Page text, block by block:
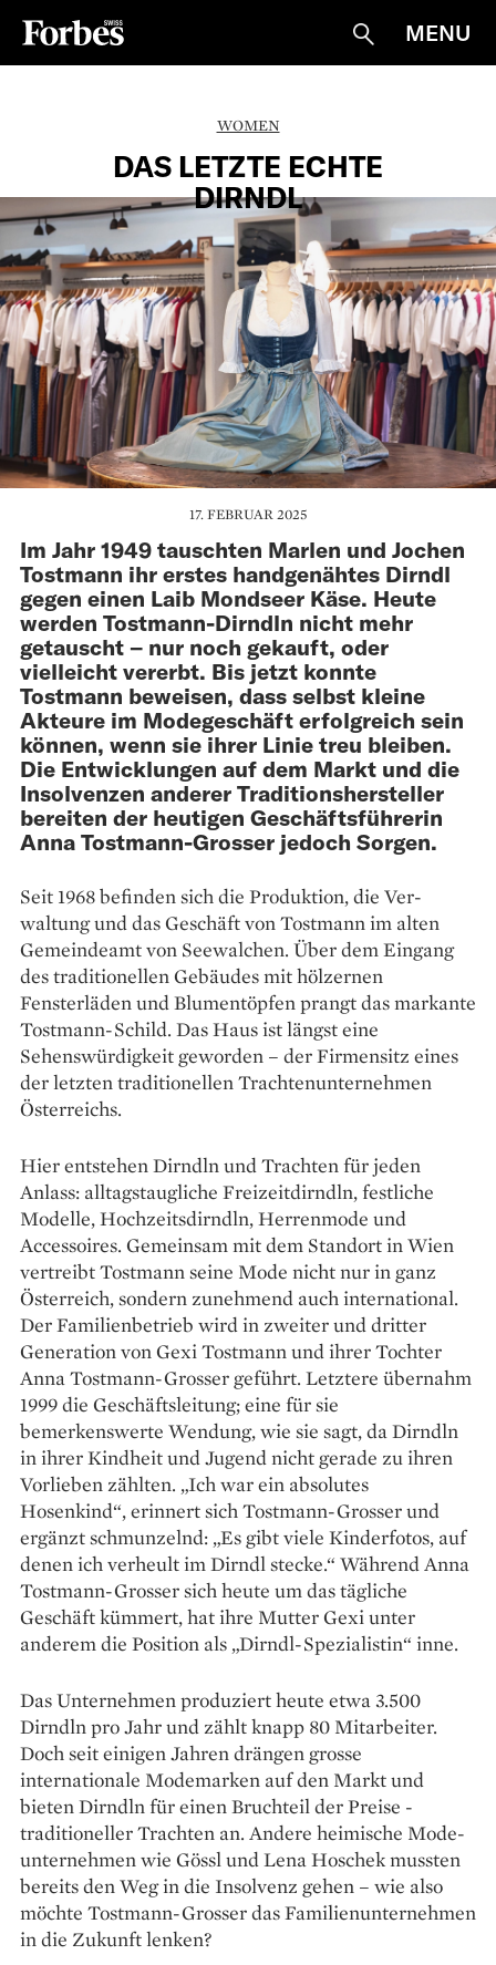
Suche
MENU
WOMEN
DAS LETZTE ECHTE
DIRNDL
17. FEBRUAR 2025
Im Jahr 1949 tauschten Marlen und Jochen
Tostmann ihr erstes handgenähtes Dirndl
gegen einen Laib Mondseer Käse. Heute
werden Tostmann-Dirndln nicht mehr
getauscht – nur noch gekauft, oder
vielleicht vererbt. Bis jetzt konnte
Tostmann beweisen, dass selbst kleine
Akteure im Modegeschäft erfolgreich sein
können, wenn sie ihrer Linie treu bleiben.
Die Entwicklungen auf dem Markt und die
Insolvenzen anderer Traditionshersteller
bereiten der heutigen Geschäftsführerin
Anna Tostmann-Grosser jedoch Sorgen.
Seit 1968 befinden sich die Produktion, die Ver­
waltung und das Geschäft von Tostmann im alten
Gemeindeamt von Seewalchen. Über dem Eingang
des traditionellen Gebäudes mit hölzernen
Fensterläden und Blumentöpfen prangt das markante
Tostmann-Schild. Das Haus ist längst eine
Sehenswürdigkeit geworden – der Firmensitz ­eines
der letzten traditionellen Trachtenunternehmen
Österreichs.
Hier entstehen Dirndln und Trachten für ­jeden
Anlass: alltagstaugliche Freizeitdirndln, ­fest­liche
Modelle, Hochzeitsdirndln, Herrenmode und
Accessoires. Gemeinsam mit dem Standort in Wien
vertreibt Tostmann seine Mode nicht nur in ganz
Österreich, sondern zunehmend auch international.
Der Familienbetrieb wird in zweiter und dritter
Generation von Gexi Tostmann und ihrer Tochter
Anna Tostmann-Grosser geführt. Letztere übernahm
1999 die Geschäftsleitung; eine für sie
bemerkenswerte Wendung, wie sie sagt, da Dirndln
in ihrer Kindheit und Jugend nicht gerade zu ihren
Vorlieben zählten. „Ich war ein absolutes
Hosenkind“, erinnert sich Tostmann-Grosser und
ergänzt schmunzelnd: „Es gibt viele Kinderfotos, auf
denen ich verheult im Dirndl stecke.“ Während Anna
Tostmann-Grosser sich heute um das tägliche
Geschäft kümmert, hat ihre Mutter Gexi unter
anderem die Position als „Dirndl-­Spezialistin“ inne.
Das Unternehmen produziert heute etwa 3.500
Dirndln pro Jahr und zählt knapp 80 Mit­arbeiter.
Doch seit einigen Jahren drängen grosse
internationale Modemarken auf den Markt und
bieten Dirndln für einen Bruchteil der Preise ­
traditioneller Trachten an. Andere heimische Mode­
unternehmen wie Gössl und Lena Hoschek mussten
bereits den Weg in die Insolvenz gehen – wie also
möchte Tostmann-Grosser das Familien­unternehmen
in die Zukunft lenken?